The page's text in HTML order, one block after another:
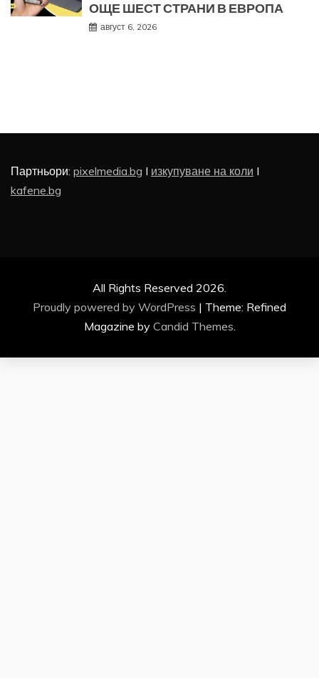
ОЩЕ ШЕСТ СТРАНИ В ЕВРОПА
август 6, 2026
Партньори: pixelmedia.bg I изкупуване на коли I
kafene.bg
All Rights Reserved 2026.
Proudly powered by WordPress | Theme: Refined
Magazine by Candid Themes.